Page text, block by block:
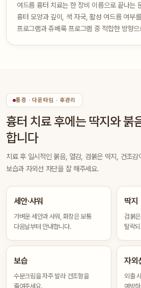
여드름 흉터 치료는 한 장비 이름으로 끝나는
흉터 모양과 깊이, 색 자국, 활성 여드름 여부
프로그램과 쥬베룩 프로그램 중 적합한 방향
통증 · 다운타임 · 후관리
흉터 치료 후에는 딱지와 붉
합니다
치료 후 일시적인 붉음, 열감, 검붉은 딱지, 건조
보습과 자외선 차단을 잘 해주세요.
세안·샤워
가벼운 세안과 샤워, 화장은 보통
다음날부터 안내합니다.
딱지
검붉
탈락
보습
수분크림을 자주 발라 건조함을
줄여주세요.
자외
외출
예방